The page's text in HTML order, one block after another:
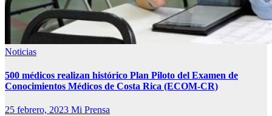
Noticias
500 médicos realizan histórico Plan Piloto del Examen de
Conocimientos Médicos de Costa Rica (ECOM-CR)
25 febrero, 2023 Mi Prensa